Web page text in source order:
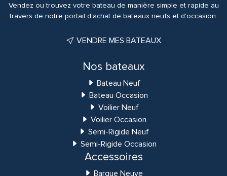
Vendez ou trouvez votre bateau de manière simple et rapide au
travers de notre portail d'achat de bateaux neufs et d'occasion.
VENDRE MES BATEAUX
Nos bateaux
Bateau Neuf
Bateau Occasion
Voilier Neuf
Voilier Occasion
Semi-Rigide Neuf
Semi-Rigide Occasion
Accessoires
Barque Neuve